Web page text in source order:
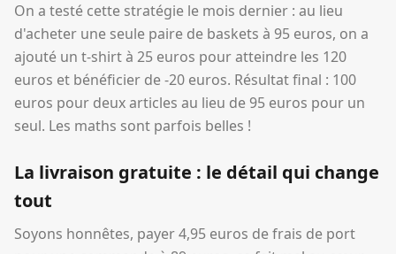
On a testé cette stratégie le mois dernier : au lieu
d'acheter une seule paire de baskets à 95 euros, on a
ajouté un t-shirt à 25 euros pour atteindre les 120
euros et bénéficier de -20 euros. Résultat final : 100
euros pour deux articles au lieu de 95 euros pour un
seul. Les maths sont parfois belles !
La livraison gratuite : le détail qui change
tout
Soyons honnêtes, payer 4,95 euros de frais de port